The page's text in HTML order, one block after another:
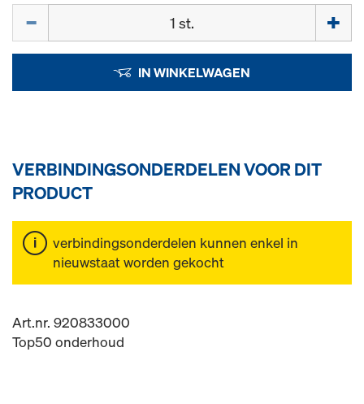
IN WINKELWAGEN
VERBINDINGSONDERDELEN VOOR DIT
PRODUCT
verbindingsonderdelen kunnen enkel in
nieuwstaat worden gekocht
Art.nr. 920833000
Top50 onderhoud